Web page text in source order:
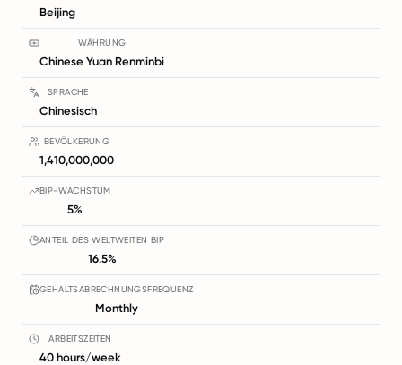
Beijing
WÄHRUNG
Chinese Yuan Renminbi
SPRACHE
Chinesisch
BEVÖLKERUNG
1,410,000,000
BIP-WACHSTUM
5%
ANTEIL DES WELTWEITEN BIP
16.5%
GEHALTSABRECHNUNGSFREQUENZ
Monthly
ARBEITSZEITEN
40 hours/week